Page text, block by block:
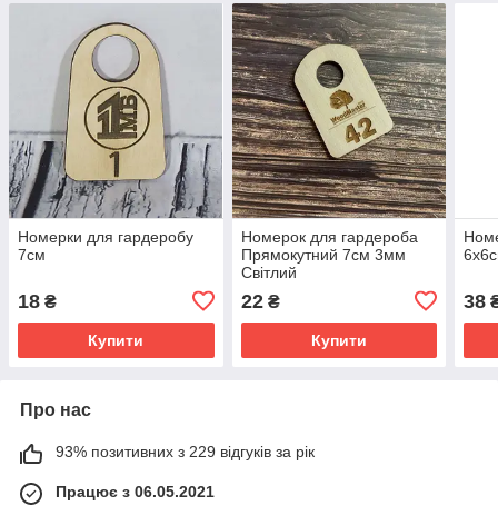
Номерки для гардеробу
7см
18 ₴
Купити
Номерок для гардероба
Прямокутний 7см 3мм
Світлий
22₴
Купити
38
Про нас
93% позитивних з 229 відгуків за рік
Працює з 06.05.2021